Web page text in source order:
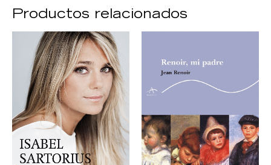
Productos relacionados